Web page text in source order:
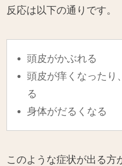
反応は以下の通りです。
頭皮がかぶれる
頭皮が痒くなったり
る
身体がだるくなる
このような症状が出る方